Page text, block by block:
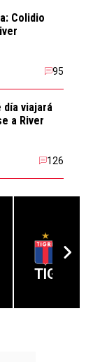
Colidio
95
día viajará
a River
126
TIG